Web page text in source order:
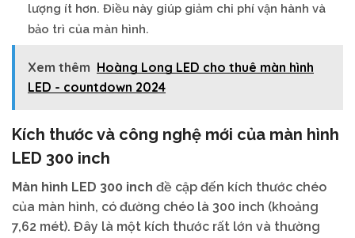
lượng ít hơn. Điều này giúp giảm chi phí vận hành và
bảo trì của màn hình.
Xem thêm Hoàng Long LED cho thuê màn hình
LED - countdown 2024
Kích thước và công nghệ mới của màn hình
LED 300 inch
Màn hình LED 300 inch đề cập đến kích thước chéo
của màn hình, có đường chéo là 300 inch (khoảng
7,62 mét). Đây là một kích thước rất lớn và thường